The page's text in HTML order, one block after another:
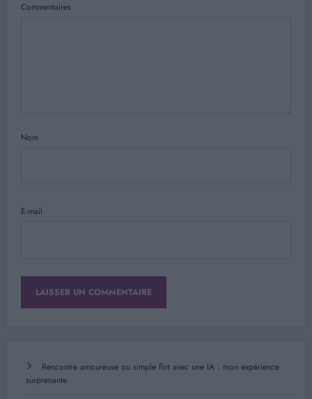
Commentaires
Nom
E-mail
Rencontre amoureuse ou simple flirt avec une IA : mon expérience
surprenante